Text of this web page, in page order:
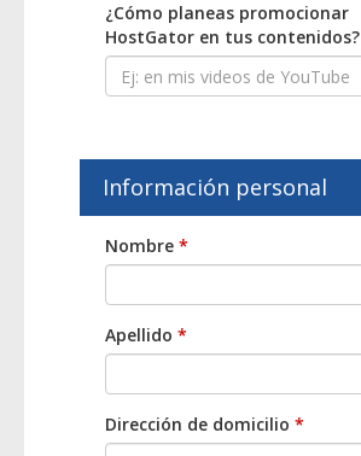
¿Cómo planeas promocionar
HostGator en tus contenidos?
Información personal
Nombre *
Apellido *
Dirección de domicilio *